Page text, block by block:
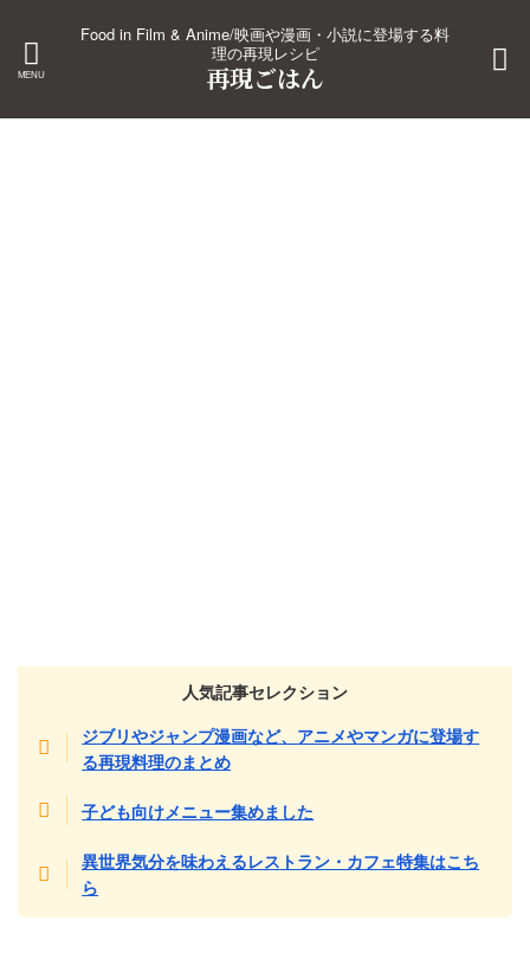
Food in Film & Anime/映画や漫画・小説に登場する料
理の再現レシピ
再現ごはん
人気記事セレクション
ジブリやジャンプ漫画など、アニメやマンガに登場す
る再現料理のまとめ
子ども向けメニュー集めました
異世界気分を味わえるレストラン・カフェ特集はこち
ら